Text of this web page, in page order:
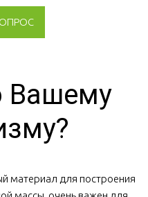
Вашему
материал для построения